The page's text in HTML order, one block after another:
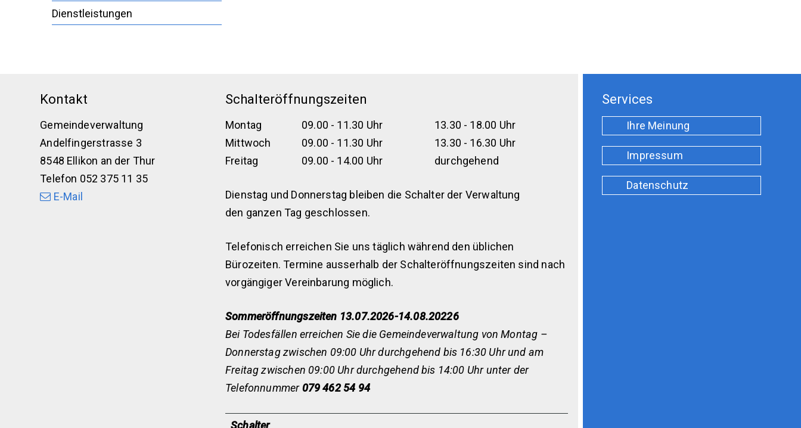
Dienstleistungen
Kontakt
Gemeindeverwaltung
Andelfingerstrasse 3
8548 Ellikon an der Thur
Telefon 052 375 11 35
E-Mail
Schalteröffnungszeiten
Montag 09.00 - 11.30 Uhr
13.30 - 18.00 Uhr
Mittwoch
09.00 - 11.30 Uhr
13.30 - 16.30 Uhr
Freitag
09.00 - 14.00 Uhr durchgehend
Dienstag und Donnerstag bleiben die Schalter der Verwaltung
den ganzen Tag geschlossen.
Telefonisch erreichen Sie uns täglich während den üblichen
Bürozeiten. Termine ausserhalb der Schalteröffnungszeiten sind nach
vorgängiger Vereinbarung möglich.
Sommeröffnungszeiten 13.07.2026-14.08.20226
Bei Todesfällen erreichen Sie die Gemeindeverwaltung von Montag –
Donnerstag zwischen 09:00 Uhr durchgehend bis 16:30 Uhr und am
Freitag zwischen 09:00 Uhr durchgehend bis 14:00 Uhr unter der
Telefonnummer079 462 54 94
Schalter
Services
Ihre Meinung
Impressum
Datenschutz